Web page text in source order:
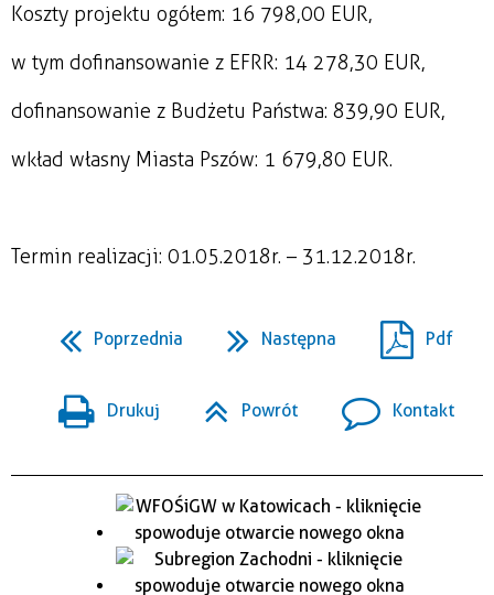
Koszty projektu ogółem: 16 798,00 EUR,
w tym dofinansowanie z EFRR: 14 278,30 EUR,
dofinansowanie z Budżetu Państwa: 839,90 EUR,
wkład własny Miasta Pszów: 1 679,80 EUR.
Termin realizacji: 01.05.2018r. – 31.12.2018r.
Poprzednia Następna Pdf
Drukuj Powrót Kontakt